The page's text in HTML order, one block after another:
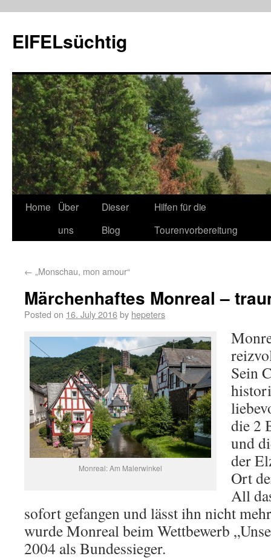
EIFELsüchtig
Home
Über
uns
Dieser
Blog
Hilfen für die
Tourenvorbereitung
← „Monschau, mon amour“
Märchenhaftes Monreal –
Posted on 16. July 2016by hepeters
Monreal: Am Malerwinkel
Sein
die 2
und
der
Ort
All
sofort gefangen und lässt ihn nicht
wurde Monreal beim Wettbewerb
2004 als Bundessieger.